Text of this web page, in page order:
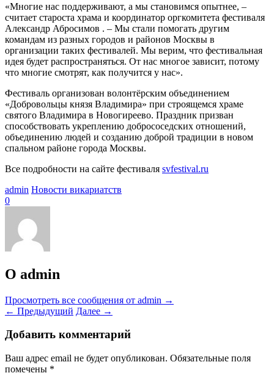
«Многие нас поддерживают, а мы становимся опытнее, –
считает староста храма и координатор оргкомитета фестиваля
Александр Абросимов . – Мы стали помогать другим
командам из разных городов и районов Москвы в
организации таких фестивалей. Мы верим, что фестивальная
идея будет распространяться. От нас многое зависит, потому
что многие смотрят, как получится у нас».
Фестиваль организован волонтёрским объединением
«Добровольцы князя Владимира» при строящемся храме
святого Владимира в Новогиреево. Праздник призван
способствовать укреплению добрососедских отношений,
объединению людей и созданию доброй традиции в новом
спальном районе города Москвы.
Все подробности на сайте фестиваля svfestival.ru
admin Новости викариатств
0
О admin
Просмотреть все сообщения от admin →
← Предыдущий Далее →
Добавить комментарий
Ваш адрес email не будет опубликован. Обязательные поля
помечены *